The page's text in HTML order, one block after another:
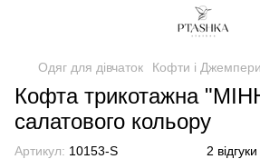
Одяг для дівчаток Кофти і Джемпери
Кофта трикотажна
салатового кольору
Артикул: 10153-S 2 відгуки